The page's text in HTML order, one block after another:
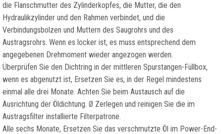
die Flanschmutter des Zylinderkopfes, die Mutter, die den
Hydraulikzylinder und den Rahmen verbindet, und die
Verbindungsbolzen und Muttern des Saugrohrs und des
Austragsrohrs. Wenn es locker ist, es muss entsprechend dem
angegebenen Drehmoment wieder angezogen werden.
Überprüfen Sie den Dichtring in der mittleren Spurstangen-Füllbox,
wenn es abgenutzt ist, Ersetzen Sie es, in der Regel mindestens
einmal alle drei Monate. Achten Sie beim Austausch auf die
Ausrichtung der Öldichtung. Ø Zerlegen und reinigen Sie die im
Austragsfilter installierte Filterpatrone.
Alle sechs Monate, Ersetzen Sie das verschmutzte Öl im Power-End-